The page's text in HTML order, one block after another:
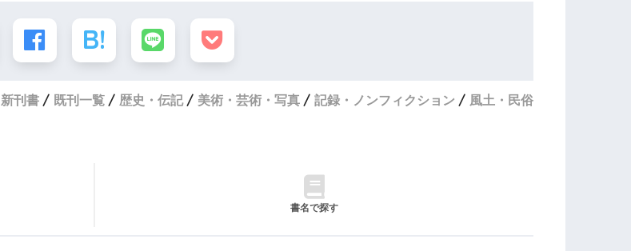
新刊書 既刊一覧 歴史・伝記 美術・芸術・写真 記録・ノンフィクション 風土・民俗
書名で探す